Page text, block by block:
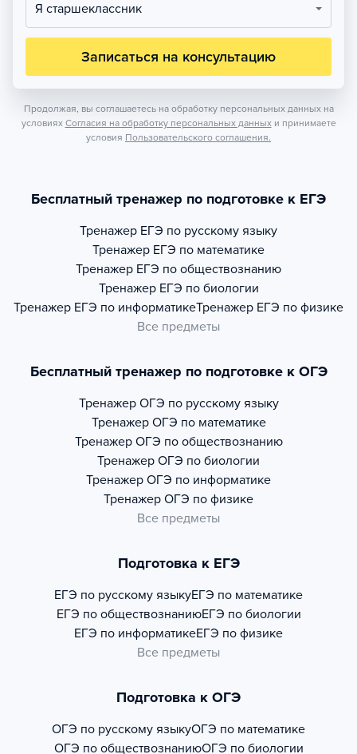
Я старшеклассник
Записаться на консультацию
Продолжая, вы соглашаетесь на обработку персональных данных на
условиях Согласия на обработку персональных данных и принимаете
условия Пользовательского соглашения.
Бесплатный тренажер по подготовке к ЕГЭ
Тренажер ЕГЭ по русскому языку
Тренажер ЕГЭ по математике
Тренажер ЕГЭ по обществознанию
Тренажер ЕГЭ по биологии
Тренажер ЕГЭ по информатикеТренажер ЕГЭ по физике
Все предметы
Бесплатный тренажер по подготовке к ОГЭ
Тренажер ОГЭ по русскому языку
Тренажер ОГЭ по математике
Тренажер ОГЭ по обществознанию
Тренажер ОГЭ по биологии
Тренажер ОГЭ по информатике
Тренажер ОГЭ по физике
Все предметы
Подготовка к ЕГЭ
ЕГЭ по русскому языкуЕГЭ по математике
ЕГЭ по обществознаниюЕГЭ по биологии
ЕГЭ по информатикеЕГЭ по физике
Все предметы
Подготовка к ОГЭ
ОГЭ по русскому языкуОГЭ по математике
ОГЭ по обществознаниюОГЭ по биологии